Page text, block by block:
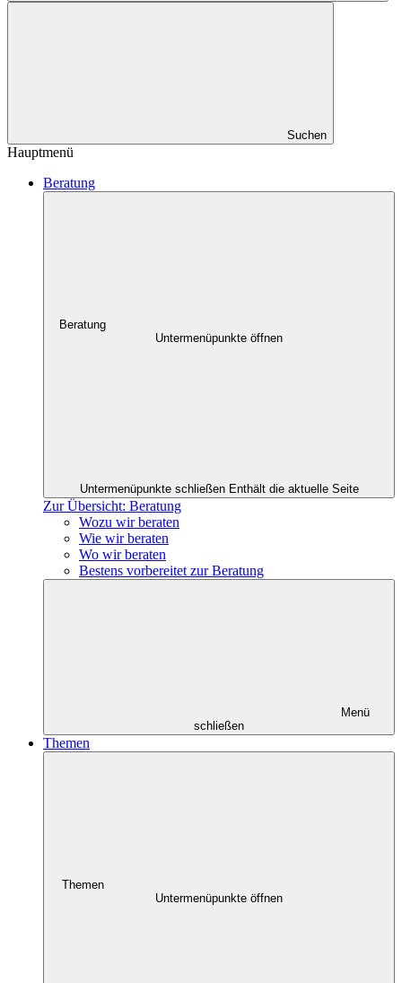
Suchen
Hauptmenü
Beratung
Beratung
Untermenüpunkte öffnen
Untermenüpunkte schließen Enthält die aktuelle Seite
Zur Übersicht: Beratung
Wozu wir beraten
Wie wir beraten
Wo wir beraten
Bestens vorbereitet zur Beratung
Menü
schließen
Themen
Themen
Untermenüpunkte öffnen